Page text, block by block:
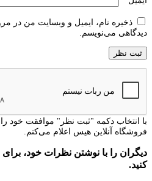
ذخیره نام، ایمیل و وبسایت من در
دیدگاهی می‌نویسم.
با انتخاب دکمه "ثبت نظر" موافقت خود را
فروشگاه آنلاین هیس اعلام می‌کنم.
دیگران را با نوشتن نظرات خود،
کنید.